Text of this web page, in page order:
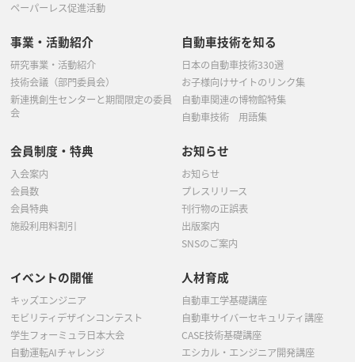
ペーパーレス促進活動
事業・活動紹介
研究事業・活動紹介
技術会議（部門委員会）
新連携創生センターと期間限定の委員
会
自動車技術を知る
日本の自動車技術330選
お子様向けサイトのリンク集
自動車関連の博物館特集
自動車技術 用語集
会員制度・特典
入会案内
会員数
会員特典
施設利用料割引
お知らせ
お知らせ
プレスリリース
刊行物の正誤表
出版案内
SNSのご案内
イベントの開催
キッズエンジニア
モビリティデザインコンテスト
学生フォーミュラ日本大会
自動運転AIチャレンジ
人材育成
自動車工学基礎講座
自動車サイバーセキュリティ講座
CASE技術基礎講座
エシカル・エンジニア開発講座